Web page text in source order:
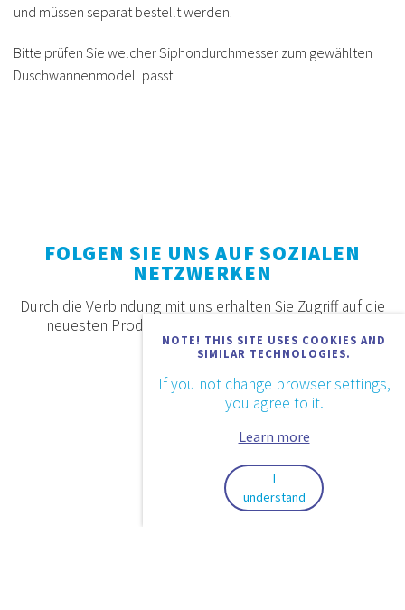
und müssen separat bestellt werden.
Bitte prüfen Sie welcher Siphondurchmesser zum gewählten
Duschwannenmodell passt.
NOTE! THIS SITE USES COOKIES AND
SIMILAR TECHNOLOGIES.
If you not change browser settings,
you agree to it.
Learn more
I
understand
FOLGEN SIE UNS AUF SOZIALEN
NETZWERKEN
Durch die Verbindung mit uns erhalten Sie Zugriff auf die
neuesten Produkte, Angebote und Neuigkeiten.